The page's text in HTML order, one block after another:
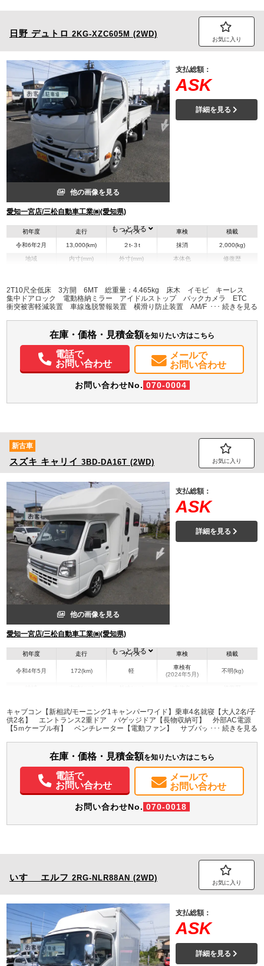
日野 デュトロ 2KG-XZC605M (2WD)
お気に入り
他の画像を見る
愛知一宮店/三松自動車工業㈱(愛知県)
支払総額：
ASK
詳細を見る
初年度
令和6年2月
走行
13,000(km)
サイズ
２t-３t
車検
抹消
積載
2,000(kg)
地域 内寸(mm)
H:380
外寸(mm)
H:1,970
本体色 修復歴
装備情報
電動格納ミラー
ETC バックモニター
取扱説明書（一部含む）
メンテナンスノート（保証書）
もっと見る
2T10尺全低床 3方開 6MT 総重量：4.465kg 床木 イモビ キーレス
集中ドアロック 電動格納ミラー アイドルストップ バックカメラ ETC
衝突被害軽減装置 車線逸脱警報装置 横滑り防止装置 AM/FMラジオ【ブル
在庫・価格・見積金額を知りたい方はこちら
電話で
お問い合わせ
メールで
お問い合わせ
お問い合わせNo. 070-0004
新古車
スズキ キャリイ 3BD-DA16T (2WD) お気に入り
他の画像を見る
愛知一宮店/三松自動車工業㈱(愛知県)
支払総額：
ASK
詳細を見る
初年度
令和4年5月
走行
172(km)
サイズ
軽
車検
車検有
(2024年5月)
積載
不明(kg)
愛知県
W:1,820
H:2,510
無
パワステ ABS エアバッグ アルミホイール カーナビ
バックモニター
取扱説明書（一部含む）
もっと見る
キャブコン【新相武/モーニング1キャンパーワイド】乗車4名就寝【大人2名/子
供2名】 エントランス2重ドア バゲッジドア【長物収納可】 外部AC電源
【5ｍケーブル有】 ベンチレーター【電動ファン】 サブバッテェリー/走行
シンク 取り外し式テーブル プッシュアウト式アクリル窓【網戸/サンシェー
ド付】 LEDダウンライト
在庫・価格・見積金額を知りたい方はこちら
電話で
お問い合わせ
メールで
お問い合わせ
お問い合わせNo. 070-0018
いすゞ エルフ 2RG-NLR88AN (2WD)
お気に入り
支払総額：
ASK
詳細を見る